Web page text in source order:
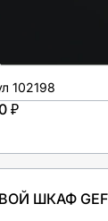
102198
₽
ШКАФ